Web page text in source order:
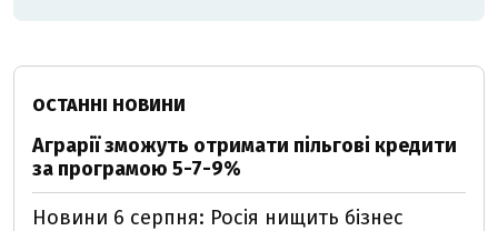
ОСТАННІ НОВИНИ
Аграрії зможуть отримати пільгові кредити
за програмою 5-7-9%
Новини 6 серпня: Росія нищить бізнес